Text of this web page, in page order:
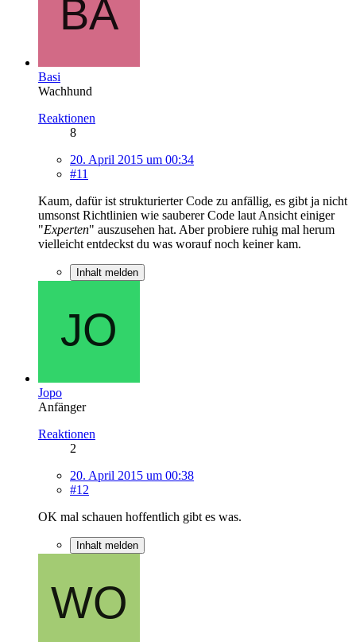
Basi
Wachhund
Reaktionen
8
20. April 2015 um 00:34
#11
Kaum, dafür ist strukturierter Code zu anfällig, es gibt ja nicht
umsonst Richtlinien wie sauberer Code laut Ansicht einiger
"Experten" auszusehen hat. Aber probiere ruhig mal herum
vielleicht entdeckst du was worauf noch keiner kam.
Inhalt melden
Jopo
Anfänger
Reaktionen
2
20. April 2015 um 00:38
#12
OK mal schauen hoffentlich gibt es was.
Inhalt melden